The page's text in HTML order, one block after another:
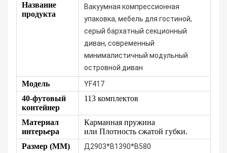
Название
продукта
Вакуумная компрессионная
упаковка, мебель для гостиной,
серый бархатный секционный
диван, современный
минималистичный модульный
островной диван
Модель YF417
40-футовый
контейнер
113 комплектов
Материал
интерьера
Карманная пружина
или Плотность сжатой губки.
Размер (ММ)
Д2903*В1390*В580